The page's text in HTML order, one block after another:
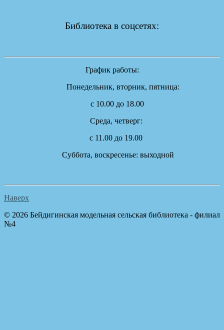
Библиотека в соцсетях:
График работы:
Понедельник, вторник, пятница:
с 10.00 до 18.00
Cреда, четверг:
с 11.00 до 19.00
Суббота, воскресенье: выходной
Наверх
© 2026 Бейдигинская модельная сельская библиотека - филиал
№4